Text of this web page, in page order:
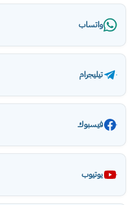
واتساب
تيليجرام
فيسبوك
يوتيوب